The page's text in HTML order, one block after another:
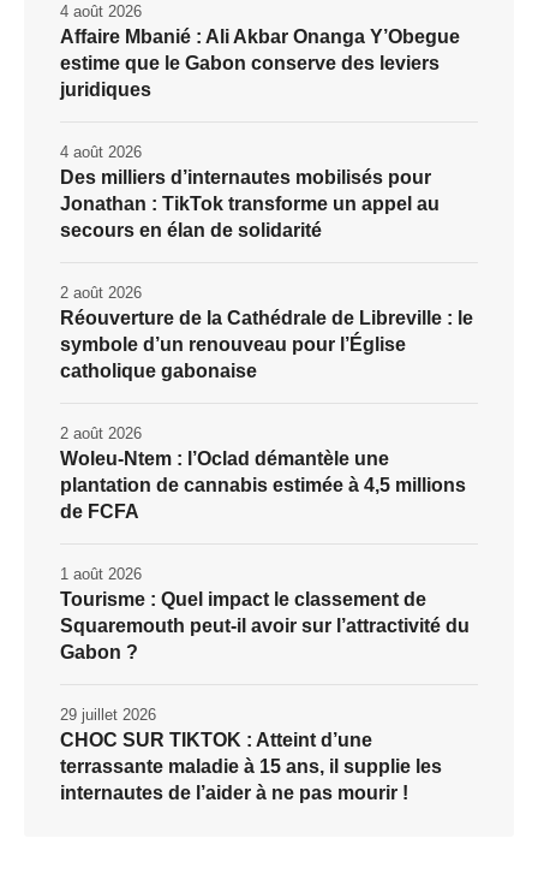
Affaire Mbanié : Ali Akbar Onanga Y’Obegue
estime que le Gabon conserve des leviers
juridiques
4 août 2026
Des milliers d’internautes mobilisés pour
Jonathan : TikTok transforme un appel au
secours en élan de solidarité
4 août 2026
Réouverture de la Cathédrale de Libreville : le
symbole d’un renouveau pour l’Église
catholique gabonaise
2 août 2026
Woleu-Ntem : l’Oclad démantèle une
plantation de cannabis estimée à 4,5 millions
de FCFA
2 août 2026
Tourisme : Quel impact le classement de
Squaremouth peut-il avoir sur l’attractivité du
Gabon ?
1 août 2026
CHOC SUR TIKTOK : Atteint d’une
terrassante maladie à 15 ans, il supplie les
internautes de l’aider à ne pas mourir !
29 juillet 2026